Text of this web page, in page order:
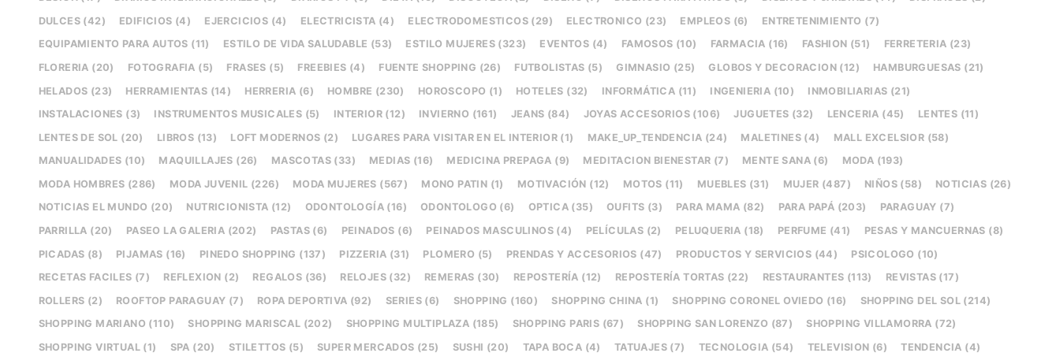
DULCES (42)
EDIFICIOS (4) EJERCICIOS (4) ELECTRICISTA (4) ELECTRODOMESTICOS (29) ELECTRONICO (23) EMPLEOS (6)
ENTRETENIMIENTO (7)
EQUIPAMIENTO PARA AUTOS (11)
ESTILO DE VIDA SALUDABLE (53) ESTILO MUJERES (323) EVENTOS (4) FAMOSOS (10) FARMACIA (16) FASHION (51)
FERRETERIA (23)
FLORERIA (20)
FOTOGRAFIA (5) FRASES (5) FREEBIES (4) FUENTE SHOPPING (26) FUTBOLISTAS (5) GIMNASIO (25) GLOBOS Y DECORACION (12)
HAMBURGUESAS (21)
HELADOS (23)
HERRAMIENTAS (14) HERRERIA (6) HOMBRE (230) HOROSCOPO (1) HOTELES (32) INFORMÁTICA (11) INGENIERIA (10)
INMOBILIARIAS (21)
INSTALACIONES (3)
INSTRUMENTOS MUSICALES (5) INTERIOR (12) INVIERNO (161) JEANS (84) JOYAS ACCESORIOS (106) JUGUETES (32) LENCERIA (45)
LENTES (11)
LENTES DE SOL (20)
LIBROS (13) LOFT MODERNOS (2) LUGARES PARA VISITAR EN EL INTERIOR (1) MAKE_UP_TENDENCIA (24) MALETINES (4)
MALL EXCELSIOR (58)
MANUALIDADES (10)
MAQUILLAJES (26) MASCOTAS (33) MEDIAS (16) MEDICINA PREPAGA (9) MEDITACION BIENESTAR (7) MENTE SANA (6)
MODA (193)
MODA HOMBRES (286)
MODA JUVENIL (226) MODA MUJERES (567) MONO PATIN (1) MOTIVACIÓN (12) MOTOS (11) MUEBLES (31) MUJER (487) NIÑOS (58)
NOTICIAS (26)
NOTICIAS EL MUNDO (20)
NUTRICIONISTA (12) ODONTOLOGÍA (16) ODONTOLOGO (6) OPTICA (35) OUFITS (3) PARA MAMA (82) PARA PAPÁ (203)
PARAGUAY (7)
PARRILLA (20)
PASEO LA GALERIA (202) PASTAS (6) PEINADOS (6) PEINADOS MASCULINOS (4) PELÍCULAS (2) PELUQUERIA (18) PERFUME (41)
PESAS Y MANCUERNAS (8)
PICADAS (8)
PIJAMAS (16) PINEDO SHOPPING (137) PIZZERIA (31) PLOMERO (5) PRENDAS Y ACCESORIOS (47) PRODUCTOS Y SERVICIOS (44)
PSICOLOGO (10)
RECETAS FACILES (7)
REFLEXION (2) REGALOS (36) RELOJES (32) REMERAS (30) REPOSTERÍA (12) REPOSTERÍA TORTAS (22) RESTAURANTES (113)
REVISTAS (17)
ROLLERS (2)
ROOFTOP PARAGUAY (7) ROPA DEPORTIVA (92) SERIES (6) SHOPPING (160) SHOPPING CHINA (1) SHOPPING CORONEL OVIEDO (16)
SHOPPING DEL SOL (214)
SHOPPING MARIANO (110)
SHOPPING MARISCAL (202) SHOPPING MULTIPLAZA (185) SHOPPING PARIS (67) SHOPPING SAN LORENZO (87)
SHOPPING VILLAMORRA (72)
SHOPPING VIRTUAL (1)
SPA (20) STILETTOS (5) SUPER MERCADOS (25) SUSHI (20) TAPA BOCA (4) TATUAJES (7) TECNOLOGIA (54) TELEVISION (6) TENDENCIA (4)